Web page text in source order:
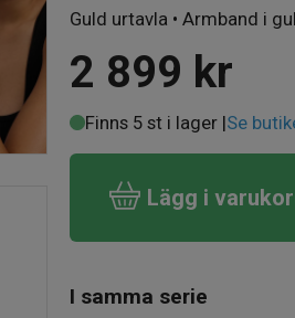
Guld urtavla • Armband i
2 899 kr
Finns 5 st i lager |Se
Lägg i
I samma serie